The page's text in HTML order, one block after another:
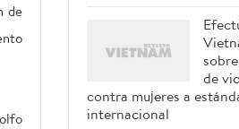
de
de
contra mujeres a
internacional